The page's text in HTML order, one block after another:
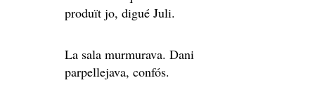
produït jo, digué Juli.
La sala murmurava. Dani
parpellejava, confós.